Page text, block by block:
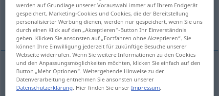
(Für mehr Details die Übersetzung anklicken/antippen)
upravo
upravo geradezu
werden auf Grundlage unserer Vorauswahl immer auf Ihrem Endgerät
gespeichert. Marketing-Cookies und Cookies, die der Bereitstellung
personalisierter Werbung dienen, werden nur gespeichert, wenn Sie uns
durch einen Klick auf den „Akzeptieren“-Button Ihr Einverständnis
geben. Klicken Sie ansonsten auf „Fortfahren ohne Akzeptieren“. Sie
können Ihre Einwilligung jederzeit für zukünftige Besuche unserer
Webseite widerrufen. Wenn Sie weitere Informationen zu den Cookies
und den Anpassungsmöglichkeiten möchten, klicken Sie einfach auf den
Button „Mehr Optionen“. Weitergehende Hinweise zu der
Datenverarbeitung entnehmen Sie ansonsten unserer
Datenschutzerklärung. Hier finden Sie unserImpressum.